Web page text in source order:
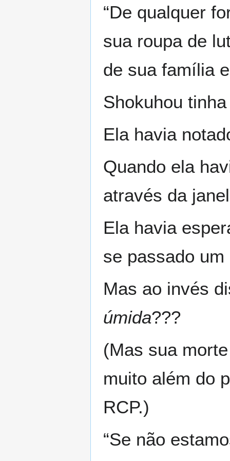
“De qualquer
sua roupa de
de sua família
Shokuhou
Ela havia
Quando ela
através da
Ela havia
se passado
Mas ao invés
úmida???
(Mas sua
muito além do
RCP.)
“Se não